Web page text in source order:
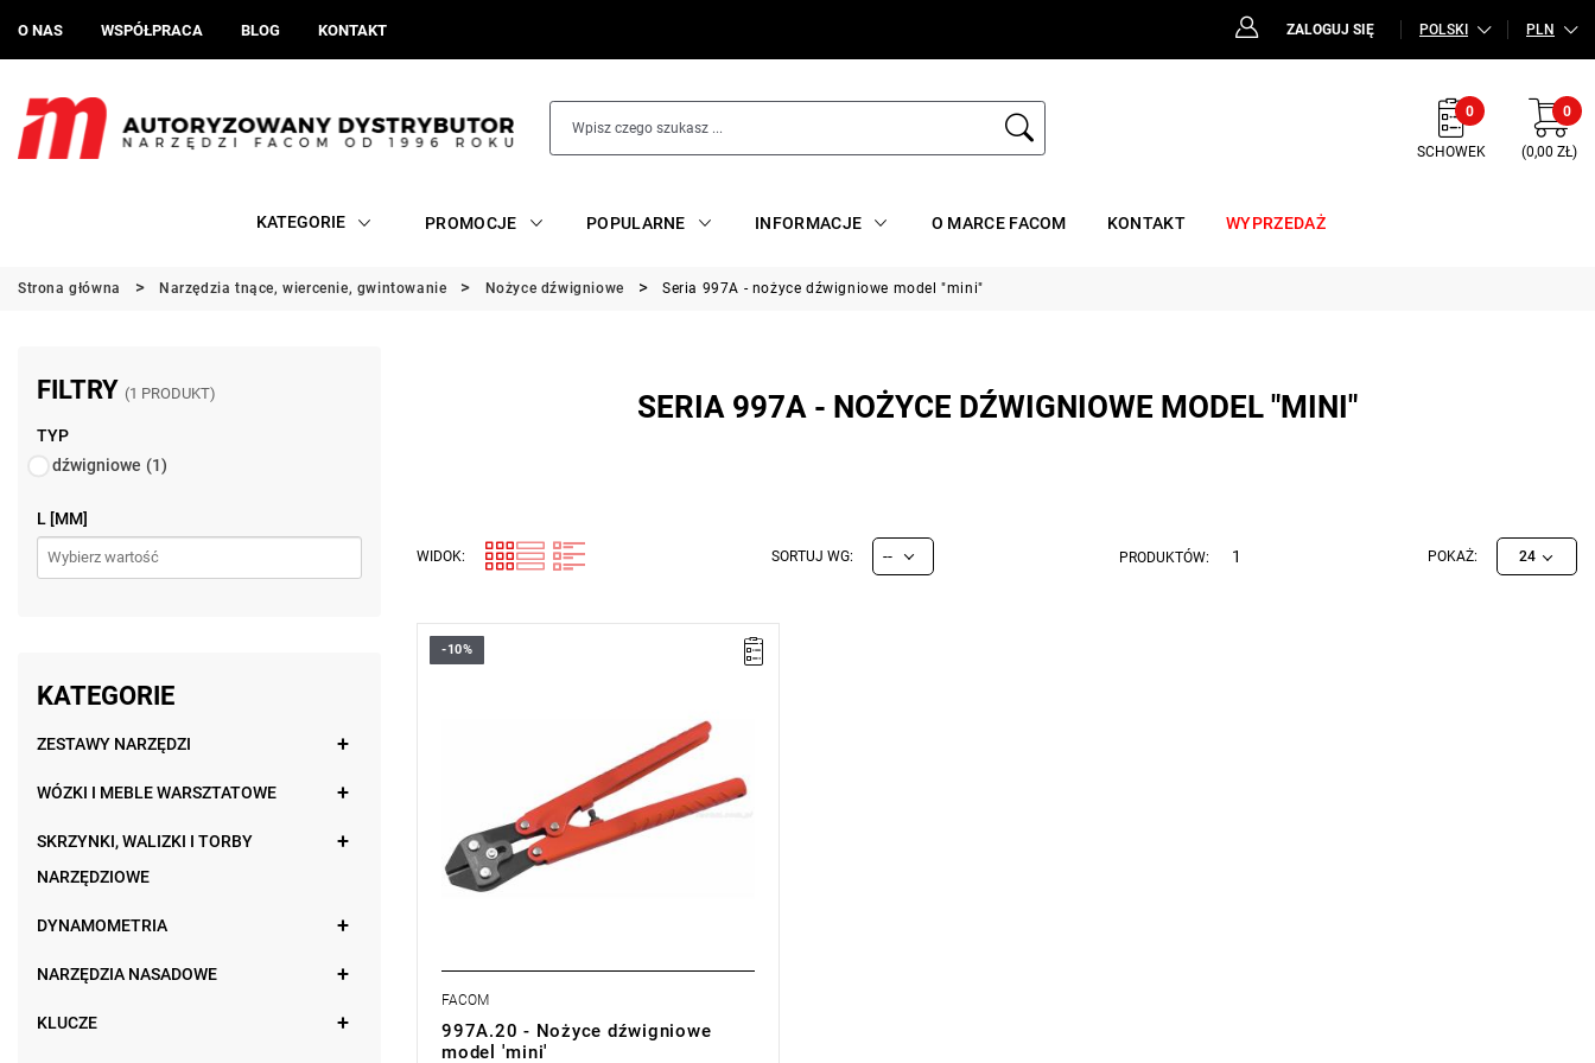
O NAS WSPÓŁPRACA BLOG KONTAKT ZALOGUJ SIĘ POLSKI PLN
0
SCHOWEK
0
(0,00 ZŁ)
KATEGORIE PROMOCJE POPULARNE INFORMACJE O MARCE FACOM KONTAKT WYPRZEDAŻ
Strona główna Narzędzia tnące, wiercenie, gwintowanie Nożyce dźwigniowe Seria 997A - nożyce dźwigniowe model "mini"
FILTRY (1 PRODUKT)
TYP
dźwigniowe (1)
L [MM]
KATEGORIE
ZESTAWY NARZĘDZI
WÓZKI I MEBLE WARSZTATOWE
SKRZYNKI, WALIZKI I TORBY
NARZĘDZIOWE
DYNAMOMETRIA
NARZĘDZIA NASADOWE
KLUCZE
SERIA 997A - NOŻYCE DŹWIGNIOWE MODEL "MINI"
WIDOK: SORTUJ WG: -- PRODUKTÓW: 1 POKAŻ: 24
Długość: 210 mm,
-10%
FACOM
997A.20 - Nożyce dźwigniowe
model 'mini'